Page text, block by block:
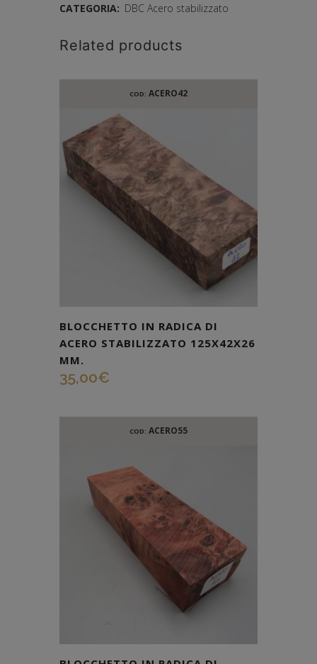
CATEGORIA: DBC Acero stabilizzato
Related products
COD: ACERO42
BLOCCHETTO IN RADICA DI
ACERO STABILIZZATO 125X42X26
MM.
35,00€
COD: ACERO55